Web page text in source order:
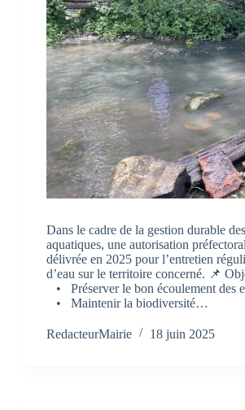
Dans le cadre de la gestion durable
aquatiques, une autorisation
délivrée en 2025 pour l’entretien
d’eau sur le territoire concerné. 📌
• Préserver le bon écoulement des
• Maintenir la biodiversité…
RedacteurMairie 18 juin 2025